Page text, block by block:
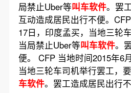
局禁止Uber等叫车软件。罢
互动造成居民出行不便。
17日，印度孟买，当地三轮
当局禁止Uber等叫车软件。
便。 CFP 当地时间2015年6
当地三轮车司机举行罢工，
车软件。罢工造成居民出行